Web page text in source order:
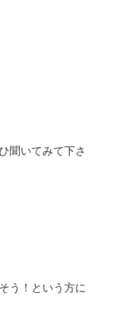
聞いてみて下さ
う！という方に